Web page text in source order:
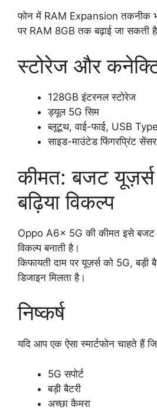
फोन में RAM Expansion तकनीक
पर RAM 8GB तक बढ़ाई जा सकती
स्टोरेज और
128GB इंटरनल स्टोरेज
ड्यूल 5G सिम
ब्लूटूथ, वाई-फाई, USB
साइड-माउंटेड फिंगरप्रिंट सेंसर
कीमत: बजट
बढ़िया विकल्प
Oppo A6x 5G की कीमत इसे
विकल्प बनाती है।
किफायती दाम पर यूज़र्स को 5G, बड़ी
डिजाइन मिलता है।
निष्कर्ष
यदि आप एक ऐसा स्मार्टफोन चाहते हैं
5G सपोर्ट
बड़ी बैटरी
अच्छा कैमरा